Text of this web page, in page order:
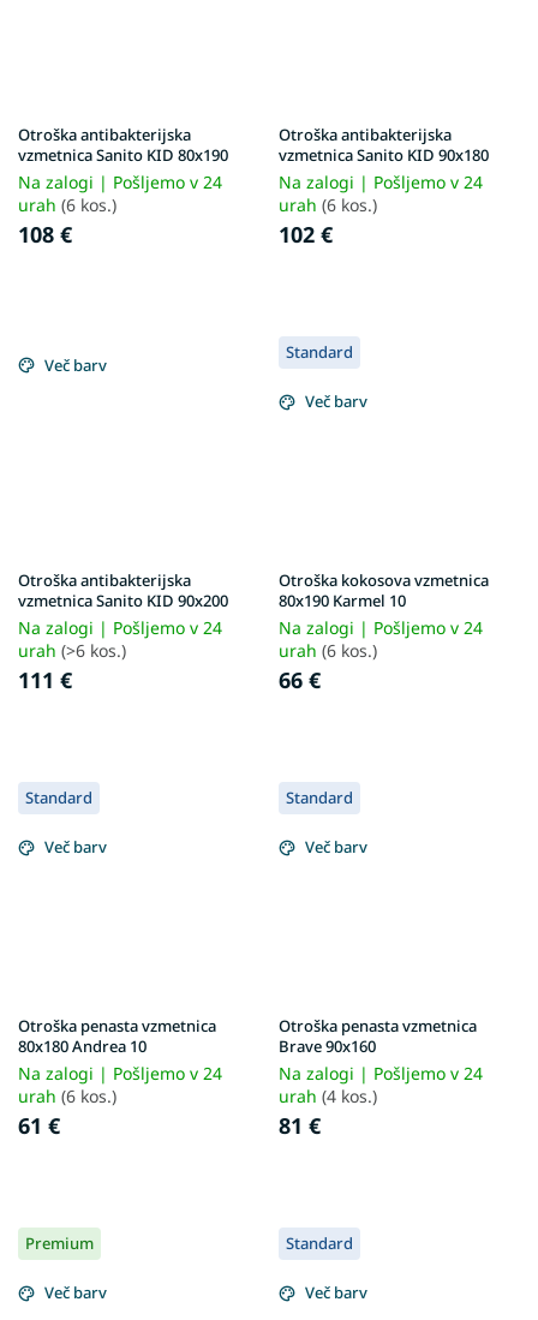
Otroška antibakterijska
vzmetnica Sanito KID 80x190
Na zalogi | Pošljemo v 24
urah (6 kos.)
108 €
Otroška antibakterijska
vzmetnica Sanito KID 90x180
Na zalogi | Pošljemo v 24
urah (6 kos.)
102 €
Več barv
Otroška antibakterijska
vzmetnica Sanito KID 90x200
Na zalogi | Pošljemo v 24
urah (>6 kos.)
111 €
Standard
Več barv
Otroška kokosova vzmetnica
80x190 Karmel 10
Na zalogi | Pošljemo v 24
urah (6 kos.)
66 €
Standard
Več barv
Otroška penasta vzmetnica
80x180 Andrea 10
Na zalogi | Pošljemo v 24
urah (6 kos.)
61 €
Standard
Več barv
Otroška penasta vzmetnica
Brave 90x160
Na zalogi | Pošljemo v 24
urah (4 kos.)
81 €
Premium
Več barv
Standard
Več barv